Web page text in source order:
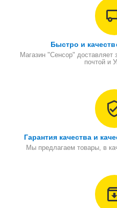
Быстро и
Магазин "Сенсор" доставляет
почтой и
Гарантия качества и
Мы предлагаем товары, в